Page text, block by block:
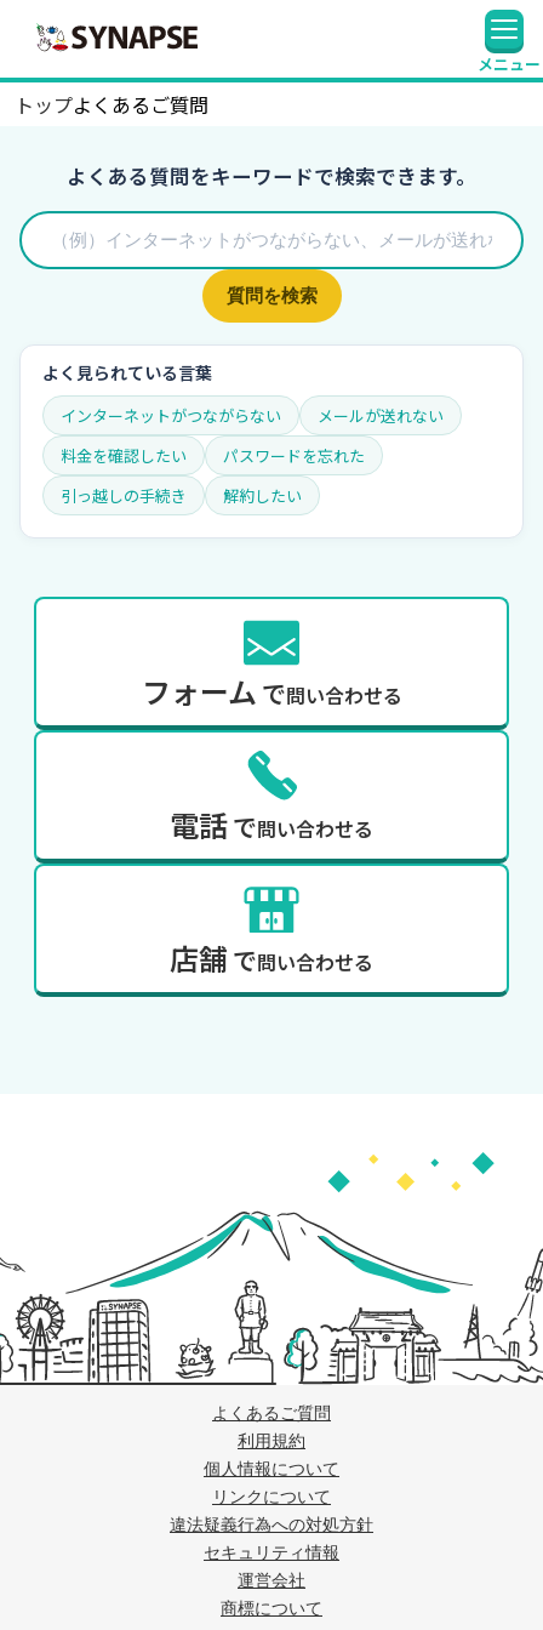
メニュー
トップよくあるご質問
よくある質問をキーワードで検索できます。
質問を検索
よく見られている言葉
インターネットがつながらない
メールが送れない
料金を確認したい
パスワードを忘れた
引っ越しの手続き
解約したい
フォーム で問い合わせる
電話で問い合わせる
店舗 で問い合わせる
よくあるご質問
利用規約
個人情報について
リンクについて
違法疑義行為への対処方針
セキュリティ情報
運営会社
商標について